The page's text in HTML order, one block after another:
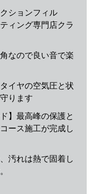
ションフィル
ィング専門店クラ
なので良い音で楽
イヤの空気圧と状
ります
】最高峰の保護と
ース施工が完成し
汚れは熱で固着し